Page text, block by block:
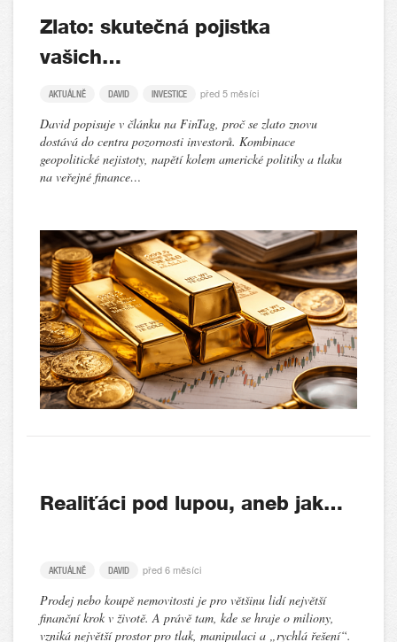
Zlato: skutečná pojistka
vašich…
AKTUÁLNĚ DAVID INVESTICE před 5 měsíci
David popisuje v článku na FinTag, proč se zlato znovu
dostává do centra pozornosti investorů. Kombinace
geopolitické nejistoty, napětí kolem americké politiky a tlaku
na veřejné finance…
Realiťáci pod lupou, aneb jak…
AKTUÁLNĚ DAVID před 6 měsíci
Prodej nebo koupě nemovitosti je pro většinu lidí největší
finanční krok v životě. A právě tam, kde se hraje o miliony,
vzniká největší prostor pro tlak, manipulaci a „rychlá řešení“.